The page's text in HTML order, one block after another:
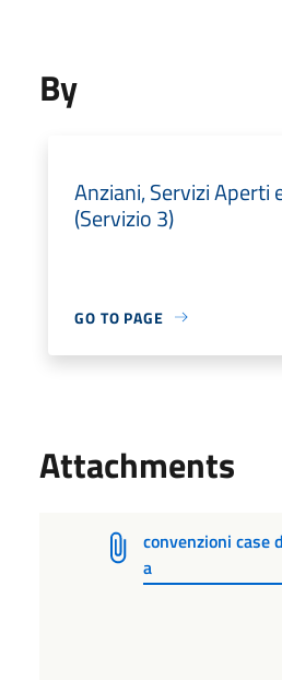
By
Anziani, Servizi Aperti
(Servizio 3)
GO TO PAGE
Attachments
convenzioni case
a